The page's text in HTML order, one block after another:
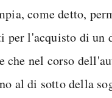
come detto,
per l'acquisto di un
che nel corso
al di sotto della